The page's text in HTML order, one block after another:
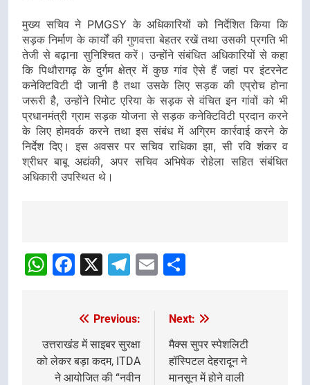
मुख्य सचिव ने PMGSY के अधिकारियों को निर्देशित किया कि
सड़क निर्माण के कार्यों की गुणवत्ता बेहतर रखें तथा उसकी प्रगति भी
तेजी से बढ़ाना सुनिश्चित करें। उन्होंने संबंधित अधिकारियों से कहा
कि पिथौरागढ़ के दुर्गम क्षेत्र में कुछ गांव ऐसे हैं जहां पर इंटरनेट
कनेक्टिविटी दी जानी है तथा उसके लिए सड़क की एप्रोच होना
जरूरी है, उन्होंने रिमोट एरिया के सड़क से वंचित इन गांवों को भी
प्रधानमंत्री ग्राम सड़क योजना से सड़क कनेक्टिविटी प्रदान करने
के लिए होमवर्क करने तथा इस संबंध में अग्रिम कार्रवाई करने के
निर्देश दिए। इस अवसर पर सचिव राधिका झा, सी रवि शंकर व
श्रीधर बाबू अद्यंकी, अपर सचिव अभिषेक रोहेला सहित संबंधित
अधिकारी उपस्थित थे।
Navigation
WhatsApp
Facebook
X Telegram
Email
navigation
Previous:
उत्तराखंड में साइबर सुरक्षा
को लेकर बड़ा कदम, ITDA
ने आयोजित की “नवीन
Next:
मैक्स सुपर स्पेशलिटी
हॉस्पिटल देहरादून ने
मानसून में होने वाली